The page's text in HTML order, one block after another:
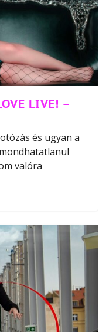
LIVE! –
és ugyan a
valóra